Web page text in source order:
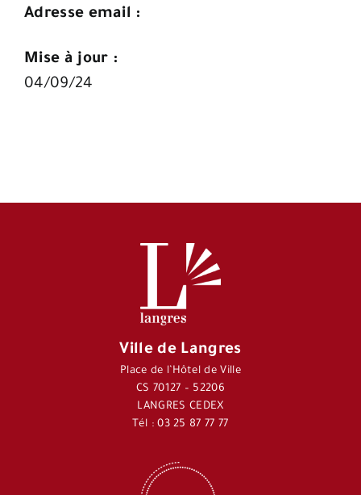
Adresse email :
Mise à jour :
04/09/24
Ville de Langres
Place de l’Hôtel de Ville
CS 70127 – 52206
LANGRES CEDEX
Tél : 03 25 87 77 77